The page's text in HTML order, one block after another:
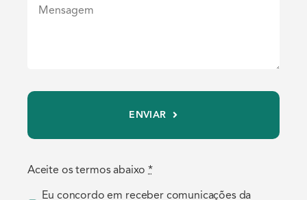
ENVIAR
Aceite os termos abaixo*
Eu concordo em receber comunicações da